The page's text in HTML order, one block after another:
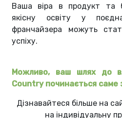
Ваша віра в продукт та
якісну освіту у
франчайзера можуть
успіху.
Можливо, ваш шлях до
Country починається саме
Дізнавайтеся більше на
на індивідуальну